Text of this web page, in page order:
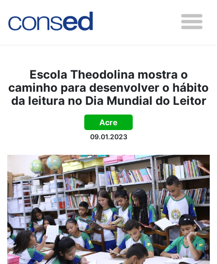
Escola Theodolina mostra o
caminho para desenvolver o hábito
da leitura no Dia Mundial do Leitor
Acre
09.01.2023